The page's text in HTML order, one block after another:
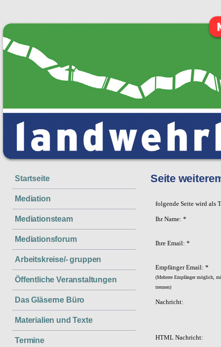
Startseite
Mediation
Mediationsteam
Mediationsforum
Arbeitskreise/- gruppen
Öffentliche Veranstaltungen
Das Gläserne Büro
Materialien und Texte
Termine
Seite
folgende Seite wird als
Ihr Name: *
Ihre Email: *
Empfänger Email: *
(Mehrere Empfänger möglich,
trennen)
Nachricht:
HTML Nachricht: